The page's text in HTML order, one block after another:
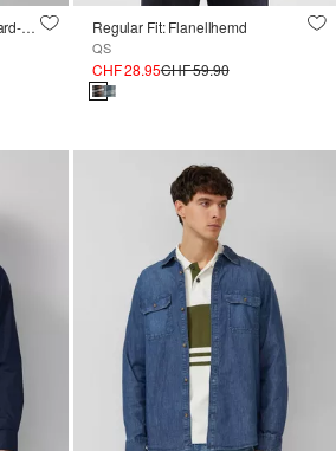
Regular Fit: Leichtes Jacquard-Hemd mit Button-Down-Kragen Regular Fit: Flanellhemd
QS
CHF 28.95CHF 59.90